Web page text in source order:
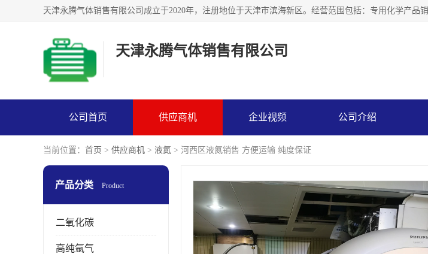
天津永腾气体销售有限公司
公司首页 供应商机 企业视频 公司介绍
当前位置： 首页 > 供应商机 > 液氮 > 河西区液氮销售 方便运输 纯度保证
产品分类 Product
二氧化碳
高纯氩气